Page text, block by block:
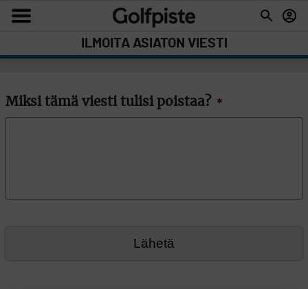
ILMOITA ASIATON VIESTI
Miksi tämä viesti tulisi poistaa? *